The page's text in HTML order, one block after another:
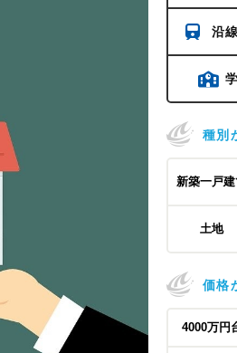
沿
種別
新築一戸建
土地
価格
4000万円